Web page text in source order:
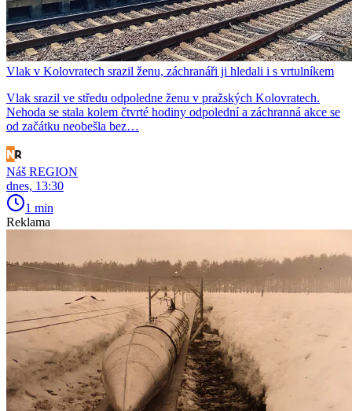
Vlak v Kolovratech srazil ženu, záchranáři ji hledali i s vrtulníkem
Vlak srazil ve středu odpoledne ženu v pražských Kolovratech.
Nehoda se stala kolem čtvrté hodiny odpolední a záchranná akce se
od začátku neobešla bez…
Náš REGION
dnes, 13:30
1 min
Reklama